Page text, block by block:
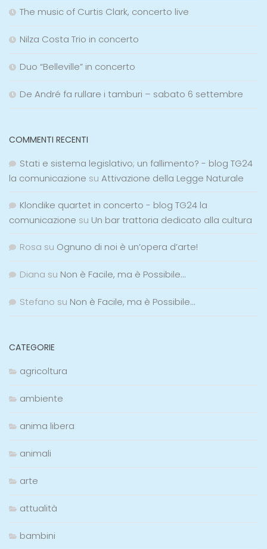
The music of Curtis Clark, concerto live
Nilza Costa Trio in concerto
Duo “Belleville” in concerto
De André fa rullare i tamburi – sabato 6 settembre
COMMENTI RECENTI
Stati e sistema legislativo; un fallimento? - blog TG24
la comunicazione su Attivazione della Legge Naturale
Klondike quartet in concerto - blog TG24 la
comunicazione su Un bar trattoria dedicato alla cultura
Rosa su Ognuno di noi è un’opera d’arte!
Diana su Non è Facile, ma è Possibile…
Stefano su Non è Facile, ma è Possibile…
CATEGORIE
agricoltura
ambiente
anima libera
animali
arte
attualità
bambini